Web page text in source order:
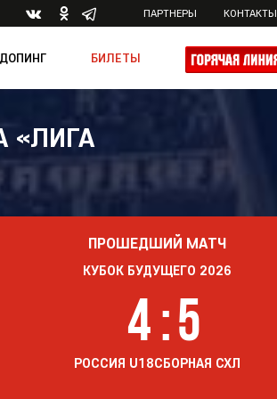
ПАРТНЕРЫ КОНТАКТЫ
БИЛЕТЫ
«ЛИГА
ПРОШЕДШИЙ МАТЧ
КУБОК БУДУЩЕГО 2026
РОССИЯ U18
4:5
СБОРНАЯ СХЛ